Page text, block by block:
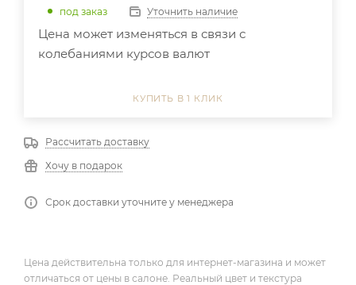
под заказ Уточнить наличие
Цена может изменяться в связи с
колебаниями курсов валют
КУПИТЬ В 1 КЛИК
Рассчитать доставку
Хочу в подарок
Срок доставки уточните у менеджера
Цена действительна только для интернет-магазина и может
отличаться от цены в салоне. Реальный цвет и текстура